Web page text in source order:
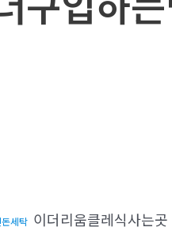
세탁 이더리움클레식사는곳